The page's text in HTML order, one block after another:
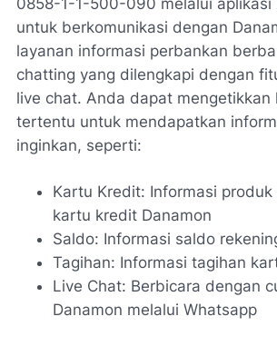
untuk berkomunikasi dengan
layanan informasi perbankan
chatting yang dilengkapi dengan
live chat. Anda dapat mengetikkan
tertentu untuk mendapatkan
inginkan, seperti:
Kartu Kredit: Informasi
kartu kredit Danamon
Saldo: Informasi saldo
Tagihan: Informasi tagihan
Live Chat: Berbicara dengan
Danamon melalui Whatsapp